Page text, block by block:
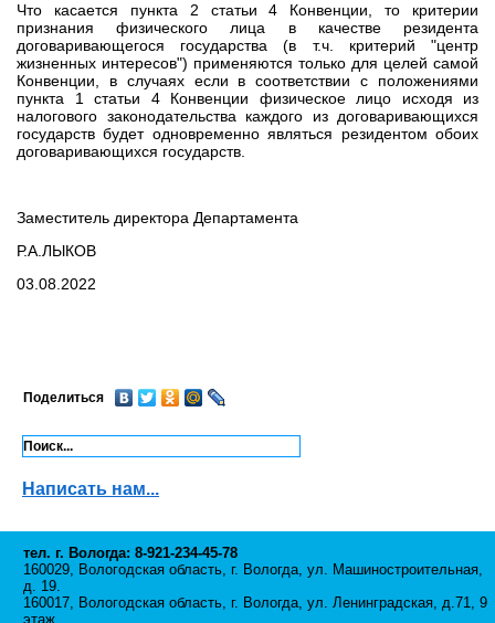
Что касается пункта 2 статьи 4 Конвенции, то критерии
признания физического лица в качестве резидента
договаривающегося государства (в т.ч. критерий "центр
жизненных интересов") применяются только для целей самой
Конвенции, в случаях если в соответствии с положениями
пункта 1 статьи 4 Конвенции физическое лицо исходя из
налогового законодательства каждого из договаривающихся
государств будет одновременно являться резидентом обоих
договаривающихся государств.
Заместитель директора Департамента
Р.А.ЛЫКОВ
03.08.2022
Поделиться
Написать нам...
тел. г. Вологда: 8-921-234-45-78
160029, Вологодская область, г. Вологда, ул. Машиностроительная,
д. 19.
160017, Вологодская область, г. Вологда, ул. Ленинградская, д.71, 9
этаж.